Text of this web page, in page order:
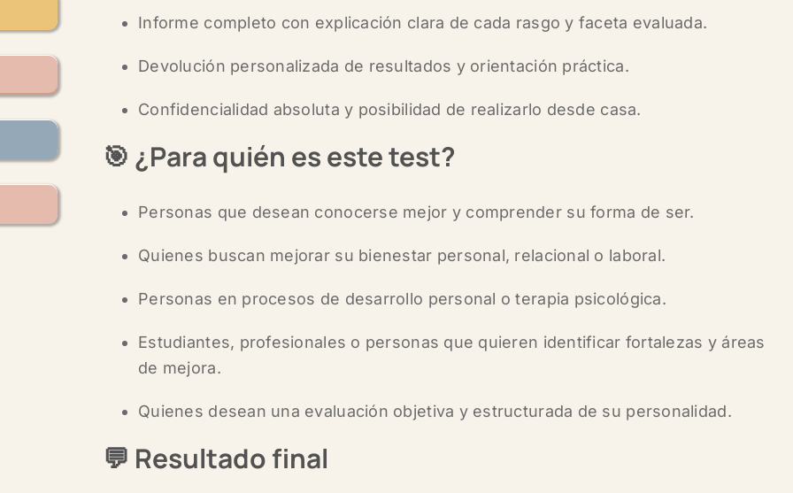
Informe completo con explicación clara de cada rasgo y faceta evaluada.
Devolución personalizada de resultados y orientación práctica.
Confidencialidad absoluta y posibilidad de realizarlo desde casa.
🎯 ¿Para quién es este test?
Personas que desean conocerse mejor y comprender su forma de ser.
Quienes buscan mejorar su bienestar personal, relacional o laboral.
Personas en procesos de desarrollo personal o terapia psicológica.
Estudiantes, profesionales o personas que quieren identificar fortalezas y áreas
de mejora.
Quienes desean una evaluación objetiva y estructurada de su personalidad.
💬 Resultado final